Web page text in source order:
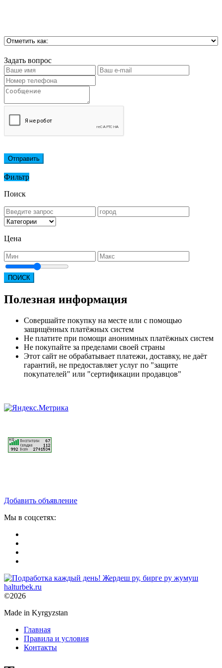
Задать вопрос
Отправить
Фильтр
Поиск
Цена
ПОИСК
Полезная информация
Совершайте покупку на месте или с помощью
защищённых платёжных систем
Не платите при помощи анонимных платёжных систем
Не покупайте за пределами своей страны
Этот сайт не обрабатывает платежи, доставку, не даёт
гарантий, не предоставляет услуг по "защите
покупателей" или "сертификации продавцов"
Добавить объявление
Мы в соцсетях:
©2026
Made in Kyrgyzstan
Главная
Правила и условия
Контакты